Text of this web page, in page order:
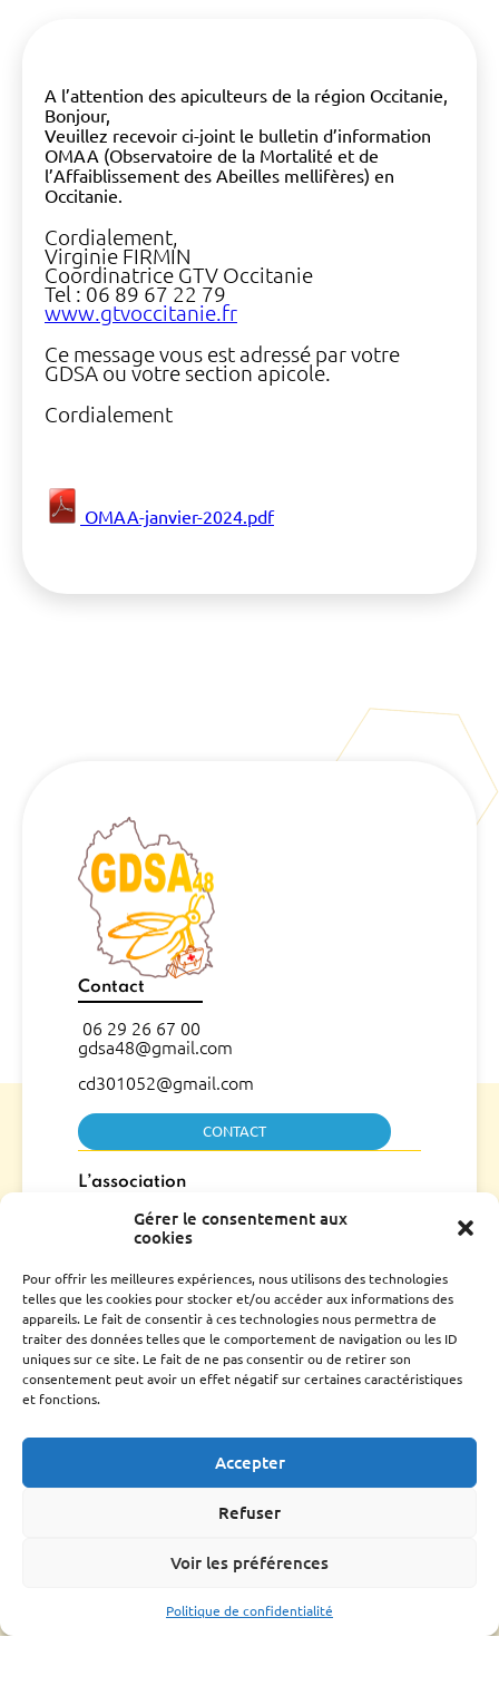
Gérer le consentement aux
cookies
Pour offrir les meilleures expériences, nous utilisons des technologies
telles que les cookies pour stocker et/ou accéder aux informations des
appareils. Le fait de consentir à ces technologies nous permettra de
traiter des données telles que le comportement de navigation ou les ID
uniques sur ce site. Le fait de ne pas consentir ou de retirer son
consentement peut avoir un effet négatif sur certaines caractéristiques
et fonctions.
Accepter
Refuser
Voir les préférences
Politique de confidentialité
A l’attention des apiculteurs de la région Occitanie,
Bonjour,
Veuillez recevoir ci-joint le bulletin d’information
OMAA (Observatoire de la Mortalité et de
l’Affaiblissement des Abeilles mellifères) en
Occitanie.
Cordialement,
Virginie FIRMIN
Coordinatrice GTV Occitanie
Tel : 06 89 67 22 79
www.gtvoccitanie.fr
Ce message vous est adressé par votre
GDSA ou votre section apicole.
Cordialement
OMAA-janvier-2024.pdf
Contact
06 29 26 67 00
gdsa48@gmail.com
cd301052@gmail.com
CONTACT
L’association
Qui sommes nous ?
Conseil d’administration
Le rucher école
Parrainage
Adhérer
Techniciens Sanitaires Apicoles
Santé de l’abeille
FRGDS Occitanie Section Apicole
Bonnes pratiques